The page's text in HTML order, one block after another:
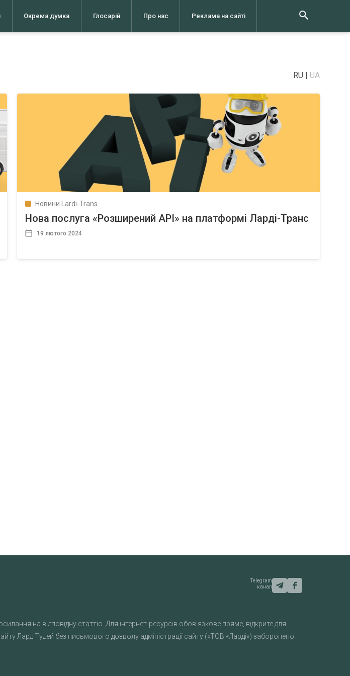
Окрема думка Глосарій Про нас Реклама на сайті
RU UA
Новини Lardi-Trans
Нова послуга «Розширений API» на платформі Ларді-Транс
19 лютого 2024
Telegram
канал
на відповідну статтю. Для інтернет-ресурсів обов'язкове пряме, відкрите для
ЛардіТудей без письмового дозволу адміністрації сайту («ТОВ «Ларді») заборонено.